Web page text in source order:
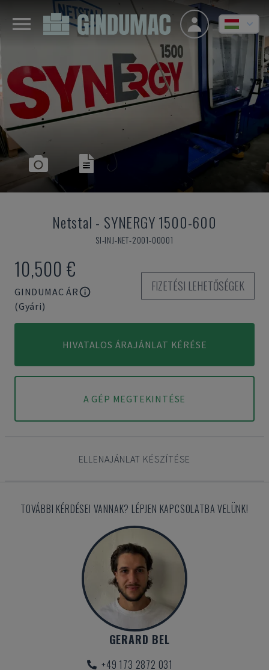
Netstal - SYNERGY 1500-600
SI-INJ-NET-2001-00001
10,500 €
GINDUMAC ÁR
(Gyári)
FIZETÉSI LEHETŐSÉGEK
HIVATALOS ÁRAJÁNLAT KÉRÉSE
A GÉP MEGTEKINTÉSE
ELLENAJÁNLAT KÉSZÍTÉSE
TOVÁBBI KÉRDÉSEI VANNAK? LÉPJEN KAPCSOLATBA VELÜNK!
GERARD BEL
+49 173 2872 031